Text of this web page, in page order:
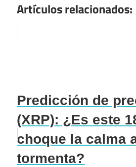
Artículos relacionados:
Predicción de
(XRP): ¿Es este
choque la calma
tormenta?